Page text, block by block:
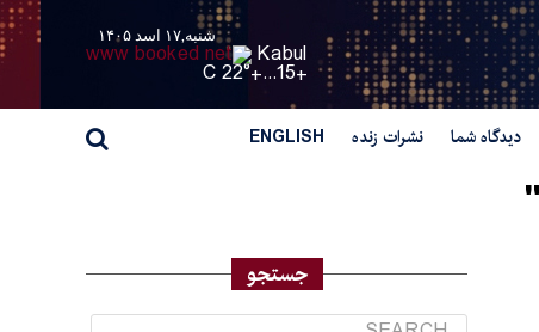
شنبه,۱۷ اسد ۱۴۰۵
Kabul
+
15...
+
22° C
دیدگاه شما نشرات زنده ENGLISH
جستجو